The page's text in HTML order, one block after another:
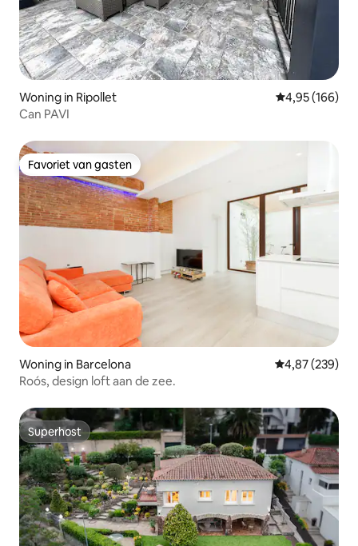
Woning in Ripollet Gemiddelde
4,95 (166)
Can PAVI
Favoriet van gasten
Favoriet van gasten
Woning in Barcelona Gemiddelde
4,87 (239)
Roós, design loft aan de zee.
Superhost
Superhost